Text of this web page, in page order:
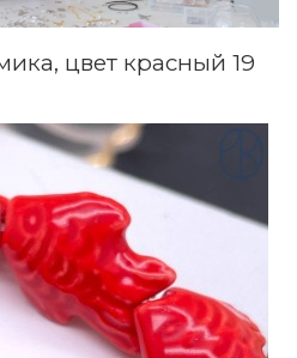
цвет красный 19